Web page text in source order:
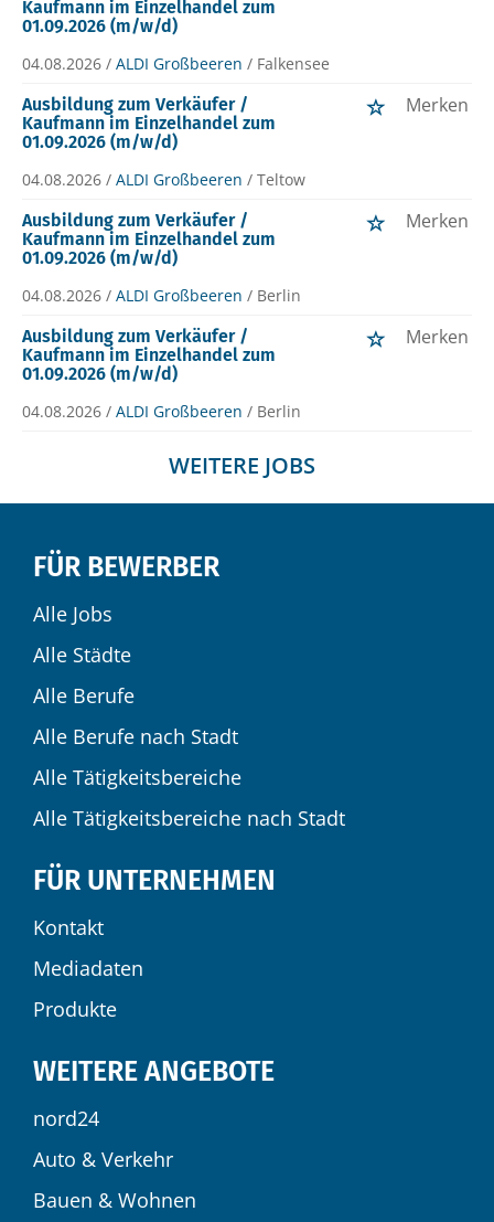
Kaufmann im Einzelhandel zum
01.09.2026 (m/w/d)
04.08.2026 / ALDI Großbeeren / Falkensee
Ausbildung zum Verkäufer /
Kaufmann im Einzelhandel zum
01.09.2026 (m/w/d)
Merken
04.08.2026 / ALDI Großbeeren / Teltow
Ausbildung zum Verkäufer /
Kaufmann im Einzelhandel zum
01.09.2026 (m/w/d)
Merken
04.08.2026 / ALDI Großbeeren / Berlin
Ausbildung zum Verkäufer /
Kaufmann im Einzelhandel zum
01.09.2026 (m/w/d)
Merken
04.08.2026 / ALDI Großbeeren / Berlin
WEITERE JOBS
FÜR BEWERBER
Alle Jobs
Alle Städte
Alle Berufe
Alle Berufe nach Stadt
Alle Tätigkeitsbereiche
Alle Tätigkeitsbereiche nach Stadt
FÜR UNTERNEHMEN
Kontakt
Mediadaten
Produkte
WEITERE ANGEBOTE
nord24
Auto & Verkehr
Bauen & Wohnen